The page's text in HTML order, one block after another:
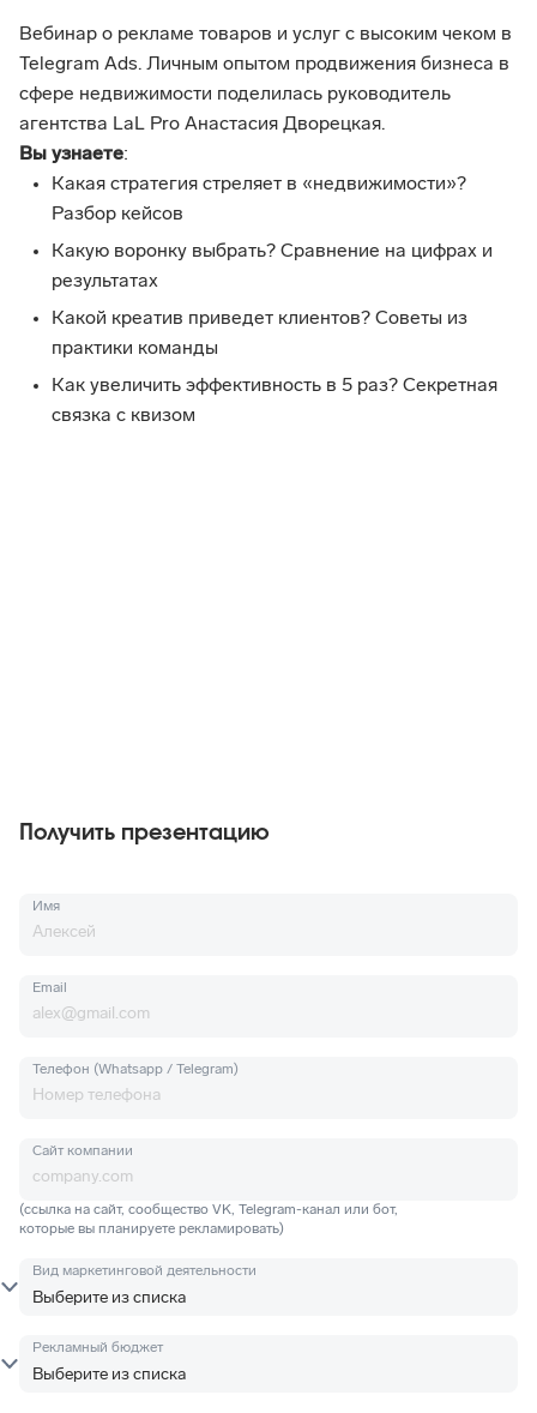
Вебинар о рекламе товаров и услуг с высоким чеком в
Telegram Ads. Личным опытом продвижения бизнеса в
сфере недвижимости поделилась руководитель
агентства LaL Pro Анастасия Дворецкая.
Вы узнаете:
Какая стратегия стреляет в «недвижимости»?
Разбор кейсов
Какую воронку выбрать? Сравнение на цифрах и
результатах
Какой креатив приведет клиентов? Советы из
практики команды
Как увеличить эффективность в 5 раз? Секретная
связка с квизом
Получить презентацию
Имя
Email
Телефон (Whatsapp / Telegram)
Сайт компании
(ссылка на сайт, сообщество VK, Telegram-канал или бот,
которые вы планируете рекламировать)
Вид маркетинговой деятельности
Рекламный бюджет